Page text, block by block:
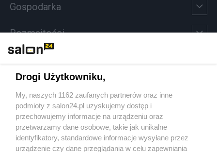
Gospodarka
Rozmaitości
Sport
Społeczeństwo
Kultura
Drogi Użytkowniku,
My, naszych 1162 zaufanych partnerów oraz inne
podmioty z salon24.pl uzyskujemy dostęp i
przechowujemy informacje na urządzeniu oraz
przetwarzamy dane osobowe, takie jak unikalne
identyfikatory, standardowe informacje wysyłane przez
urządzenie czy dane przeglądania w celu zapewniania